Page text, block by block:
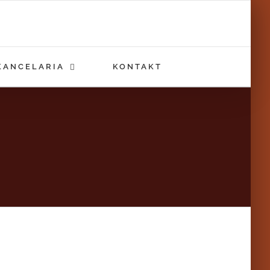
KONTAKT